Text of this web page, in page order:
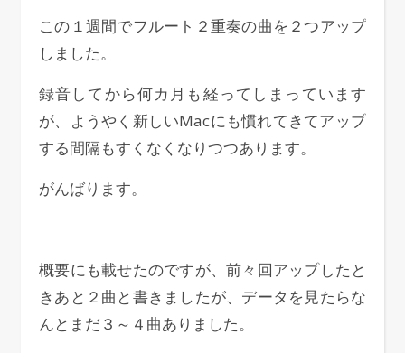
この１週間でフルート２重奏の曲を２つアップ
しました。
録音してから何カ月も経ってしまっています
が、ようやく新しいMacにも慣れてきてアップ
する間隔もすくなくなりつつあります。
がんばります。
概要にも載せたのですが、前々回アップしたと
きあと２曲と書きましたが、データを見たらな
んとまだ３～４曲ありました。